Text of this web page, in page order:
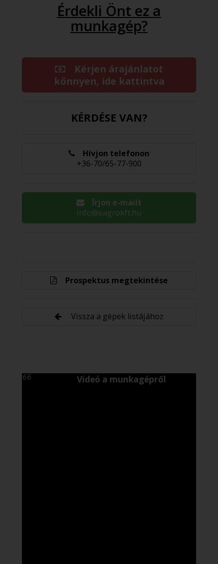
Érdekli Önt ez a
munkagép?
Kérjen árajánlatot
könnyen, ide kattintva
KÉRDÉSE VAN?
Hívjon telefonon
+36-70/65-77-900
Írjon e-mailt
info@eagrokft.hu
Prospektus megtekintése
Vissza a gépek listájához
Videó a munkagépről